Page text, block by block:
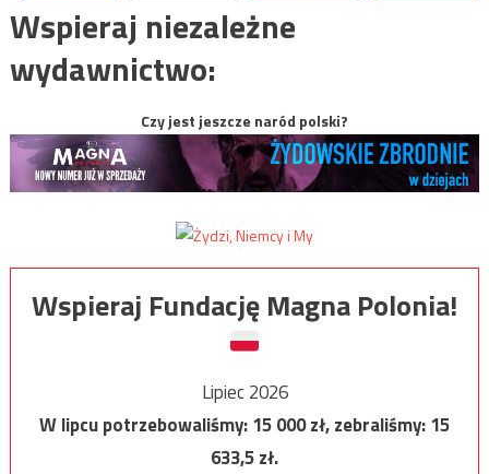
Wspieraj niezależne
wydawnictwo:
Czy jest jeszcze naród polski?
Wspieraj Fundację Magna Polonia!
Lipiec 2026
W lipcu potrzebowaliśmy:15 000zł, zebraliśmy:15
633,5zł.